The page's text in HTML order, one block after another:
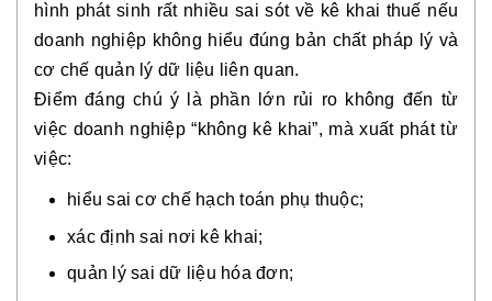
hình phát sinh rất nhiều sai sót về kê khai thuế nếu
doanh nghiệp không hiểu đúng bản chất pháp lý và
cơ chế quản lý dữ liệu liên quan.
Điểm đáng chú ý là phần lớn rủi ro không đến từ
việc doanh nghiệp “không kê khai”, mà xuất phát từ
việc:
hiểu sai cơ chế hạch toán phụ thuộc;
xác định sai nơi kê khai;
quản lý sai dữ liệu hóa đơn;